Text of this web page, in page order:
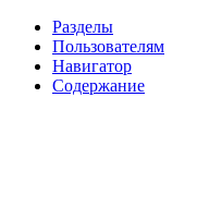
Разделы
Пользователям
Навигатор
Содержание